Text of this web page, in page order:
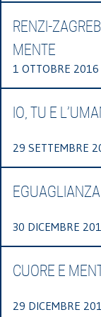
RENZI-
MENTE
1 OTTOBRE 2016
IO, TU E
29 SETTEMBRE
30 DICEMBRE
CUORE E
29 DICEMBRE